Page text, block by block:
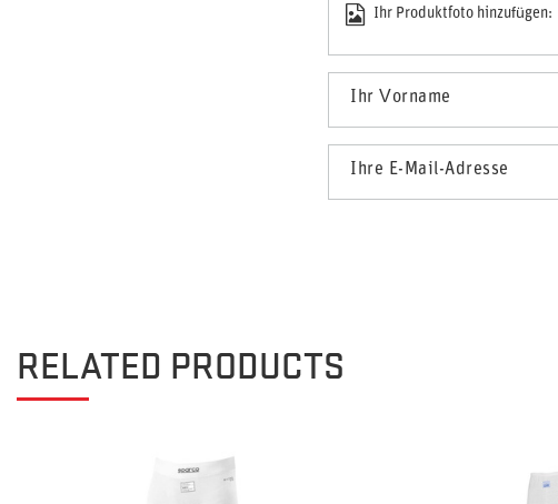
Ihr Produktfoto hinzufügen:
Ihr Vorname
Ihre E-Mail-Adresse
RELATED PRODUCTS